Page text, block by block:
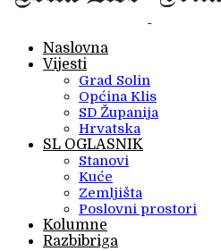
Naslovna
Vijesti
Grad Solin
Općina Klis
SD Županija
Hrvatska
SL OGLASNIK
Stanovi
Kuće
Zemljišta
Poslovni prostori
Kolumne
Razbibriga